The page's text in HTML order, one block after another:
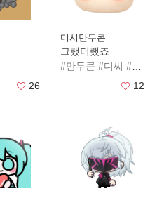
#사니 #다모 #키위
26
디시만두콘
그랬더랬죠
#만두콘 #디씨 #디시만두콘
12